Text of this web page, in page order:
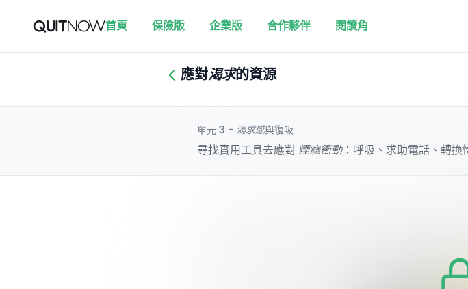
首頁 保險版 企業版 合作夥伴 閱讀角
應對渴求的資源
單元 3 - 渴求感與復吸
尋找實用工具去應對 煙癮衝動：呼吸、求助電話、轉換